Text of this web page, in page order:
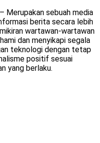
– Merupakan sebuah media
berita secara lebih
wartawan-wartawan
dan menyikapi segala
teknologi dengan tetap
positif sesuai
yang berlaku.